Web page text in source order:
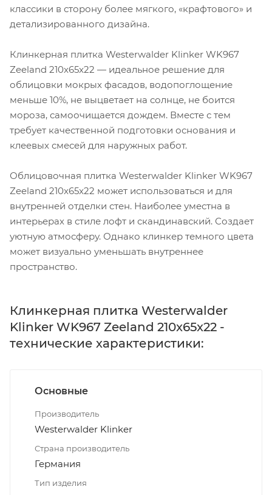
классики в сторону более мягкого, «крафтового» и
детализированного дизайна.
Клинкерная плитка Westerwalder Klinker WK967
Zeeland 210x65x22 — идеальное решение для
облицовки мокрых фасадов, водопоглощение
меньше 10%, не выцветает на солнце, не боится
мороза, самоочищается дождем. Вместе с тем
требует качественной подготовки основания и
клеевых смесей для наружных работ.
Облицовочная плитка Westerwalder Klinker WK967
Zeeland 210x65x22 может использоваться и для
внутренней отделки стен. Наиболее уместна в
интерьерах в стиле лофт и скандинавский. Создает
уютную атмосферу. Однако клинкер темного цвета
может визуально уменьшать внутреннее
пространство.
Клинкерная плитка Westerwalder
Klinker WK967 Zeeland 210x65x22 -
технические характеристики:
Основные
Производитель
Westerwalder Klinker
Страна производитель
Германия
Тип изделия